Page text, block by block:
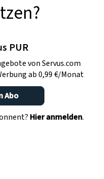
Wie
und
GUTE
PUR
von Servus.com
ab 0,99 €/Monat
Abo
Hier anmelden.